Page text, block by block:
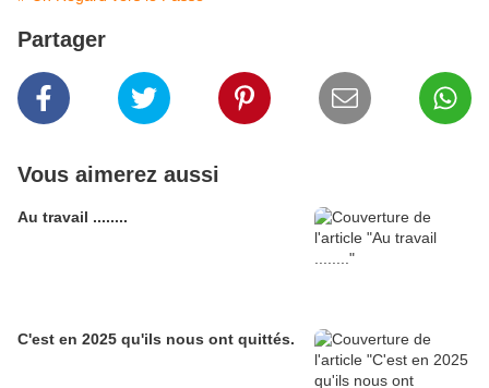
Partager
Vous aimerez aussi
Au travail ........
C'est en 2025 qu'ils nous ont quittés.